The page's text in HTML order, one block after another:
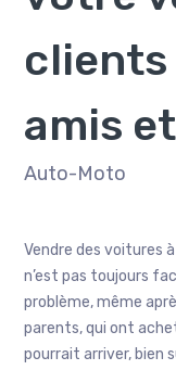
amis
Auto-Moto
Vendre des voitures
n’est pas toujours
problème, même
parents, qui ont
pourrait arriver, bien